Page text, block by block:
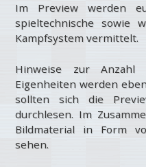
Im Preview werden
spieltechnische sowie
Kampfsystem vermittelt.
Hinweise zur
Eigenheiten werden
sollten sich die
durchlesen. Im
Bildmaterial in Form
sehen.